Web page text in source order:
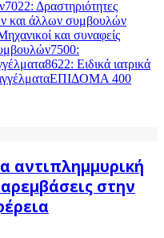
7022: Δραστηριότητες
και άλλων συμβουλών
και συναφείς
7500:
8622: Ειδικά ιατρικά
ΕΠΙΔΟΜΑ 400
αντιπλημμυρική
στην